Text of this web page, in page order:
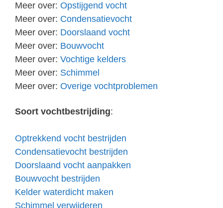
Meer over: Opstijgend vocht
Meer over: Condensatievocht
Meer over: Doorslaand vocht
Meer over: Bouwvocht
Meer over: Vochtige kelders
Meer over: Schimmel
Meer over: Overige vochtproblemen
Soort vochtbestrijding:
Optrekkend vocht bestrijden
Condensatievocht bestrijden
Doorslaand vocht aanpakken
Bouwvocht bestrijden
Kelder waterdicht maken
Schimmel verwijderen